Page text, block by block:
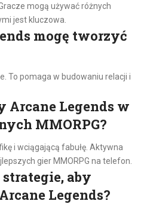
mogą używać różnych
jest kluczowa.
mogę tworzyć
To pomaga w budowaniu relacji i
Arcane Legends w
MMORPG?
i wciągającą fabułę. Aktywna
gier MMORPG na telefon.
aby
Legends?